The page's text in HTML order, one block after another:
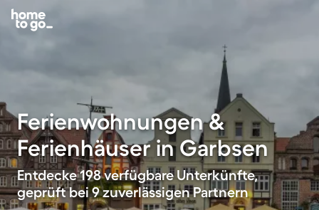
Ferienwohnungen &
Ferienhäuser in Garbsen
Entdecke 198 verfügbare Unterkünfte,
geprüft bei 9 zuverlässigen Partnern